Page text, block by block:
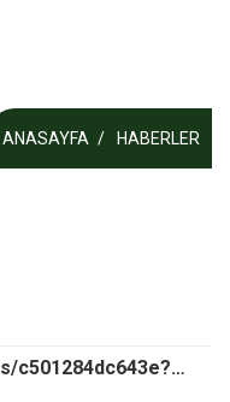
ANASAYFA HABERLER
c501284dc643e?